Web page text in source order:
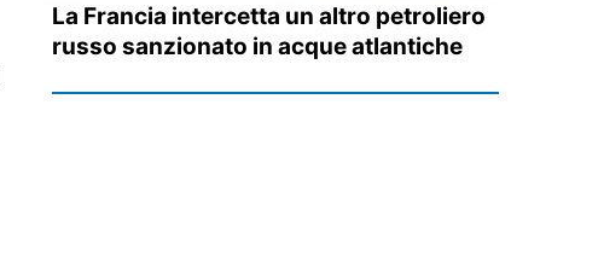
La Francia intercetta un altro petroliero
russo sanzionato in acque atlantiche